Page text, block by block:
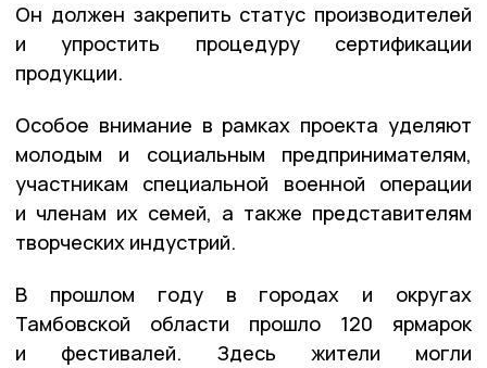
Он должен закрепить статус производителей
и упростить процедуру сертификации
продукции.
Особое внимание в рамках проекта уделяют
молодым и социальным предпринимателям,
участникам специальной военной операции
и членам их семей, а также представителям
творческих индустрий.
В прошлом году в городах и округах
Тамбовской области прошло 120 ярмарок
и фестивалей. Здесь жители могли